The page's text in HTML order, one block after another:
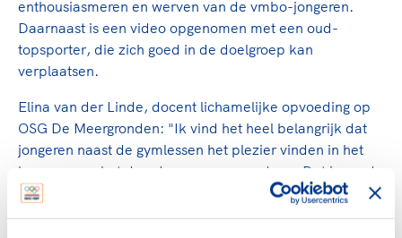
enthousiasmeren en werven van de vmbo-jongeren.
Daarnaast is een video opgenomen met een oud-
topsporter, die zich goed in de doelgroep kan
verplaatsen.
Elina van der Linde, docent lichamelijke opvoeding op
OSG De Meergronden: "Ik vind het heel belangrijk dat
jongeren naast de gymlessen het plezier vinden in het
bewegen en het daardoor meer gaan doen. Dat is goed
voor de gezondheid en het verbindt de jongeren."